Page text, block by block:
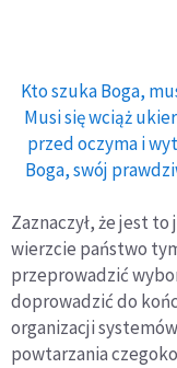
Kto szuka Boga,
Musi się wciąż
przed oczyma i
Boga, swój
Zaznaczył, że jest
wierzcie państwo
przeprowadzić
doprowadzić do
organizacji
powtarzania